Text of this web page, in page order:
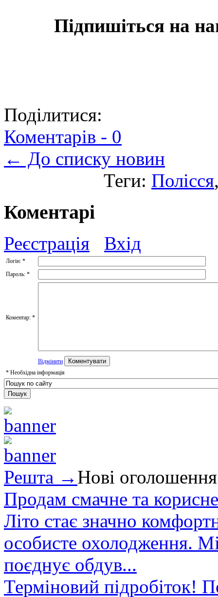
Підпишіться на
Поділитися:
Коментарів - 0
← До списку новин
Теги: Полісся
Коментарі
Реєстрація Вхід
Логін: *
Пароль: *
Коментар: *
Відмінити
* Необхідна інформація
Решта → Нові оголошення
Продам смачне та
Літо стає значно
особисте охолодження.
поєднує обдув...
Терміновий підробіток!